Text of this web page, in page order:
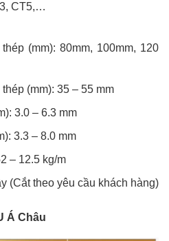
CT5,…
(mm): 80mm, 100mm, 120
(mm): 35 – 55 mm
3.0 – 6.3 mm
3.3 – 8.0 mm
– 12.5 kg/m
(Cắt theo yêu cầu khách hàng)
Á Châu